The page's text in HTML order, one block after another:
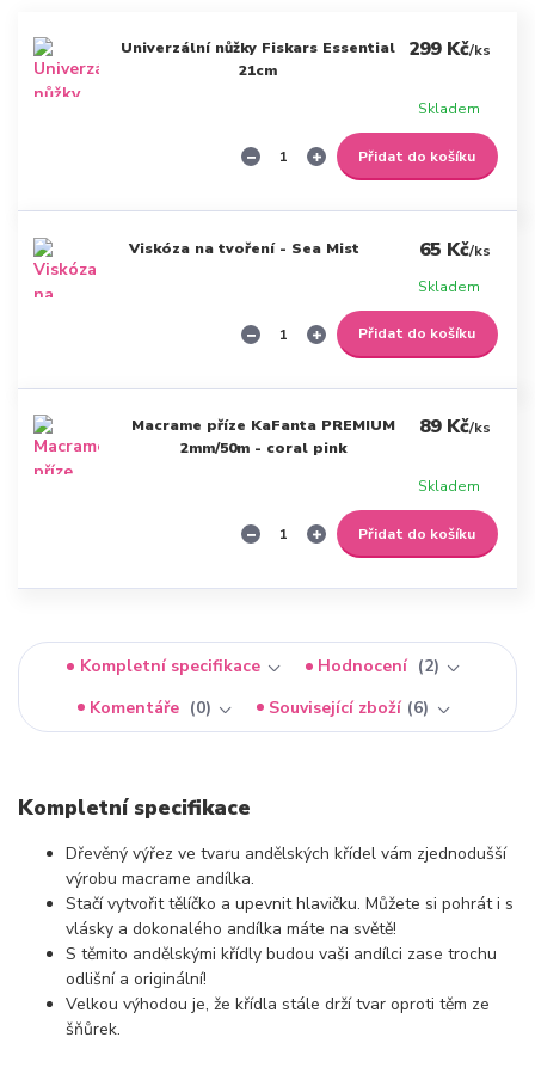
Univerzální nůžky Fiskars Essential
21cm
299 Kč/ks
Skladem
Přidat do košíku
Viskóza na tvoření - Sea Mist 65 Kč/ks
Skladem
Přidat do košíku
Macrame příze KaFanta PREMIUM
2mm/50m - coral pink
89 Kč/ks
Skladem
Přidat do košíku
Kompletní specifikace Hodnocení
2
Komentáře
0 Související zboží 6
Kompletní specifikace
Dřevěný výřez ve tvaru andělských křídel vám zjednodušší
výrobu macrame andílka.
Stačí vytvořit tělíčko a upevnit hlavičku. Můžete si pohrát i s
vlásky a dokonalého andílka máte na světě!
S těmito andělskými křídly budou vaši andílci zase trochu
odlišní a originální!
Velkou výhodou je, že křídla stále drží tvar oproti těm ze
šňůrek.